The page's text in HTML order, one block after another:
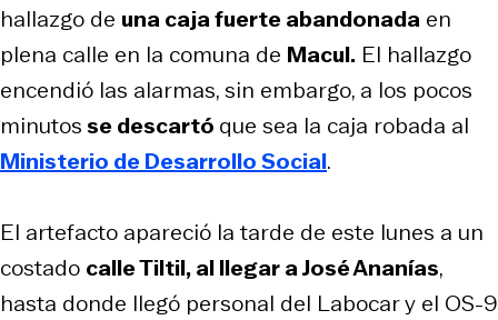
hallazgo de una caja fuerte abandonada en
plena calle en la comuna de Macul. El hallazgo
encendió las alarmas, sin embargo, a los pocos
minutosse descartó que sea la caja robada al
Ministerio de Desarrollo Social.
El artefacto apareció la tarde de este lunes a un
costado calle Tiltil, al llegar a José Ananías,
hasta donde llegó personal del Labocar y el OS-9